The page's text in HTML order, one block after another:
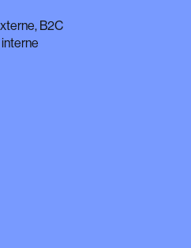
B2C